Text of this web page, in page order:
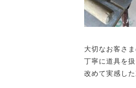
大切なお客さ
丁寧に道具を
改めて実感した